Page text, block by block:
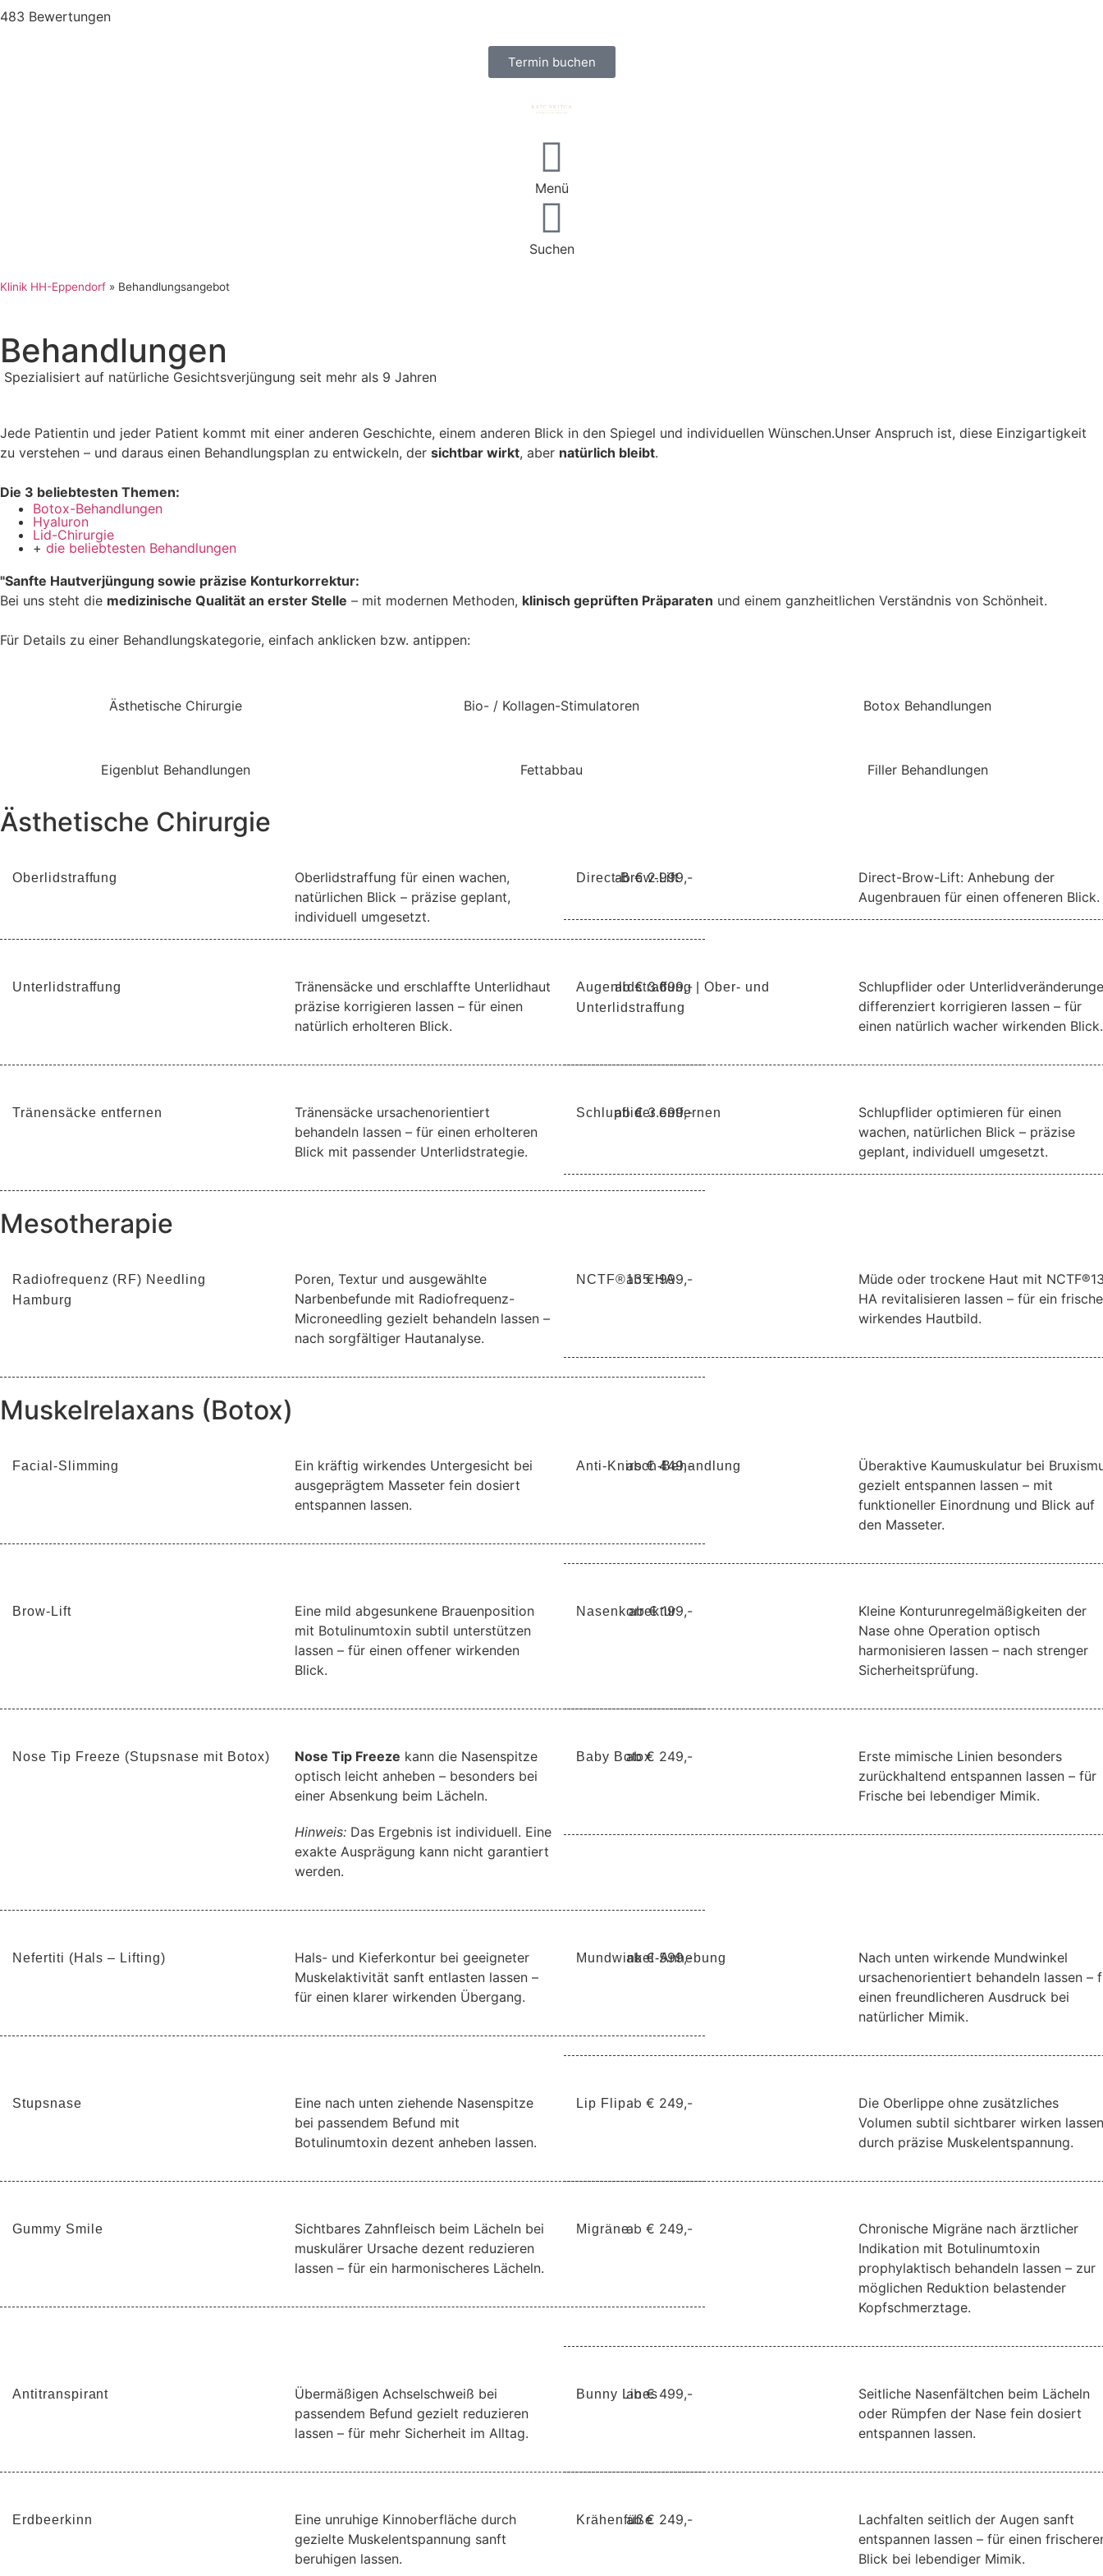
483 Bewertungen
Termin buchen
Menü
Suchen
Klinik HH-Eppendorf » Behandlungsangebot
Behandlungen
Spezialisiert auf natürliche Gesichtsverjüngung seit mehr als 9 Jahren
Jede Patientin und jeder Patient kommt mit einer anderen Geschichte, einem anderen Blick in den Spiegel und individuellen Wünschen.Unser Anspruch ist, diese Einzigartigkeit
zu verstehen – und daraus einen Behandlungsplan zu entwickeln, der sichtbar wirkt, aber natürlich bleibt.
Die 3 beliebtesten Themen:
Botox-Behandlungen
Hyaluron
Lid-Chirurgie
+ die beliebtesten Behandlungen
"Sanfte Hautverjüngung sowie präzise Konturkorrektur:
Bei uns steht die medizinische Qualität an erster Stelle – mit modernen Methoden, klinisch geprüften Präparaten und einem ganzheitlichen Verständnis von Schönheit.
Für Details zu einer Behandlungskategorie, einfach anklicken bzw. antippen:
Ästhetische Chirurgie Bio- / Kollagen-Stimulatoren Botox Behandlungen
Eigenblut Behandlungen Fettabbau Filler Behandlungen
Ästhetische Chirurgie
Oberlidstraffung
Oberlidstraffung für einen wachen,
natürlichen Blick – präzise geplant,
individuell umgesetzt.
ab € 2.999,-
Direct-Brow-Lift
Direct-Brow-Lift: Anhebung der
Augenbrauen für einen offeneren Blick.
Unterlidstraffung
Tränensäcke und erschlaffte Unterlidhaut
präzise korrigieren lassen – für einen
natürlich erholteren Blick.
ab € 3.699,-
Augenlidstraffung | Ober- und
Unterlidstraffung
Schlupflider oder
differenziert korrigieren lassen – für
einen natürlich wacher wirkenden Blick.
Tränensäcke entfernen
Tränensäcke ursachenorientiert
behandeln lassen – für einen erholteren
Blick mit passender Unterlidstrategie.
ab € 3.699,-
Schlupflider entfernen
Schlupflider optimieren für einen
wachen, natürlichen Blick – präzise
geplant, individuell umgesetzt.
Mesotherapie
Radiofrequenz (RF) Needling
Hamburg
Poren, Textur und ausgewählte
Narbenbefunde mit Radiofrequenz-
Microneedling gezielt behandeln lassen –
nach sorgfältiger Hautanalyse.
ab € 999,-
NCTF®135 HA
Müde oder trockene Haut mit
HA revitalisieren lassen – für ein
wirkendes Hautbild.
Muskelrelaxans (Botox)
Facial-Slimming
Ein kräftig wirkendes Untergesicht bei
ausgeprägtem Masseter fein dosiert
entspannen lassen.
ab € 449,-
Anti-Knirsch-Behandlung
Überaktive Kaumuskulatur bei
gezielt entspannen lassen – mit
funktioneller Einordnung und Blick auf
den Masseter.
Brow-Lift
Eine mild abgesunkene Brauenposition
mit Botulinumtoxin subtil unterstützen
lassen – für einen offener wirkenden
Blick.
ab € 199,-
Nasenkorrektur
Kleine Konturunregelmäßigkeiten der
Nase ohne Operation optisch
harmonisieren lassen – nach strenger
Sicherheitsprüfung.
Nose Tip Freeze (Stupsnase mit Botox) Nose Tip Freeze kann die Nasenspitze
optisch leicht anheben – besonders bei
einer Absenkung beim Lächeln.
Hinweis:Das Ergebnis ist individuell. Eine
exakte Ausprägung kann nicht garantiert
werden.
ab € 249,-
Baby Botox
Erste mimische Linien besonders
zurückhaltend entspannen lassen – für
Frische bei lebendiger Mimik.
Nefertiti (Hals – Lifting)
Hals- und Kieferkontur bei geeigneter
Muskelaktivität sanft entlasten lassen –
für einen klarer wirkenden Übergang.
ab € 599,-
Mundwinkel-Anhebung
Nach unten wirkende Mundwinkel
ursachenorientiert behandeln lassen –
einen freundlicheren Ausdruck bei
natürlicher Mimik.
Stupsnase
Eine nach unten ziehende Nasenspitze
bei passendem Befund mit
Botulinumtoxin dezent anheben lassen.
ab € 249,-
Lip Flip
Die Oberlippe ohne zusätzliches
Volumen subtil sichtbarer wirken
durch präzise Muskelentspannung.
Gummy Smile
Sichtbares Zahnfleisch beim Lächeln bei
muskulärer Ursache dezent reduzieren
lassen – für ein harmonischeres Lächeln.
ab € 249,-
Migräne
Chronische Migräne nach ärztlicher
Indikation mit Botulinumtoxin
prophylaktisch behandeln lassen – zur
möglichen Reduktion belastender
Kopfschmerztage.
Antitranspirant
Übermäßigen Achselschweiß bei
passendem Befund gezielt reduzieren
lassen – für mehr Sicherheit im Alltag.
ab € 499,-
Bunny Lines
Seitliche Nasenfältchen beim Lächeln
oder Rümpfen der Nase fein dosiert
entspannen lassen.
Erdbeerkinn
Eine unruhige Kinnoberfläche durch
gezielte Muskelentspannung sanft
beruhigen lassen.
ab € 249,-
Krähenfüße
Lachfalten seitlich der Augen sanft
entspannen lassen – für einen
Blick bei lebendiger Mimik.